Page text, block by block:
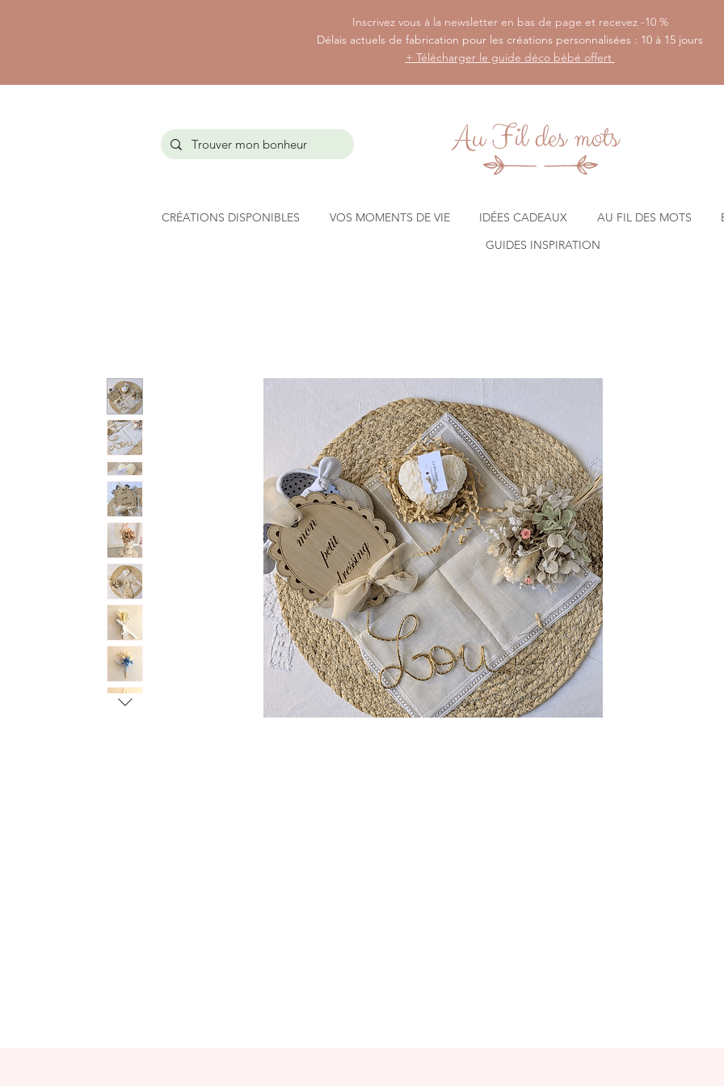
Inscrivez vous à la newsletter en bas de page et recevez -10 %
Délais actuels de fabrication pour les créations personnalisées : 10 à 15 jours
+ Télécharger le guide déco bébé offert
CRÉATIONS DISPONIBLES VOS MOMENTS DE VIE IDÉES CADEAUX AU FIL DES MOTS
GUIDES INSPIRATION